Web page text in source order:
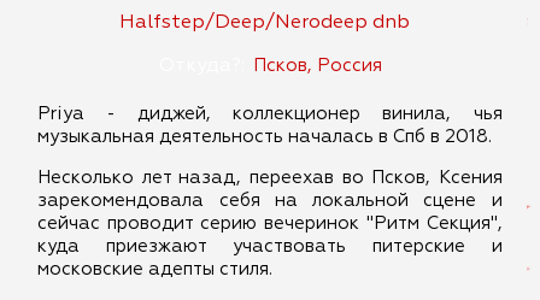
Halfstep/Deep/Nerodeep dnb
Псков, Россия
Priya - диджей, коллекционер винила, чья
музыкальная деятельность началась в Спб в 2018.
Несколько лет назад, переехав во Псков, Ксения
зарекомендовала себя на локальной сцене и
сейчас проводит серию вечеринок "Ритм Секция",
куда приезжают участвовать питерские и
московские адепты стиля.